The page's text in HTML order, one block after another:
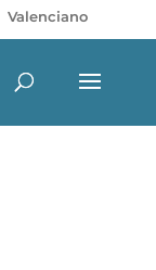
Valenciano